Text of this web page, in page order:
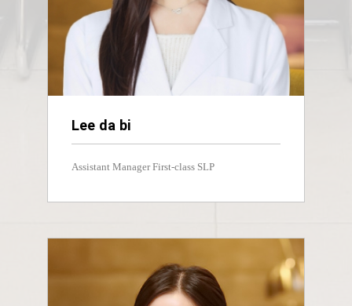
Lee da bi
Assistant Manager First-class SLP